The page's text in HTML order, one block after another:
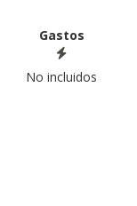
Gastos
No incluidos